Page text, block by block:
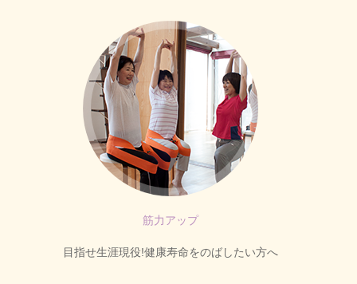
筋力アップ
目指せ生涯現役!健康寿命をのばしたい方へ